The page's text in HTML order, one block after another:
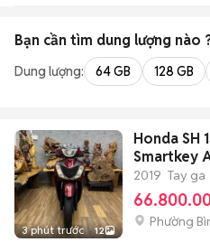
Bạn cần tìm dung lượng nào
Dung lượng: 64 GB 128 GB
3 phút trước 12
Honda SH
Smartkey
2019 Tay ga
Phường